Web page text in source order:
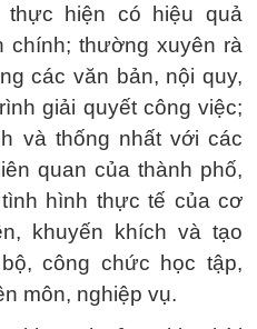
hiện có hiệu quả
chính; thường xuyên rà
các văn bản, nội quy,
giải quyết công việc;
và thống nhất với các
quan của thành phố,
hình thực tế của cơ
khuyến khích và tạo
công chức học tập,
môn, nghiệp vụ.